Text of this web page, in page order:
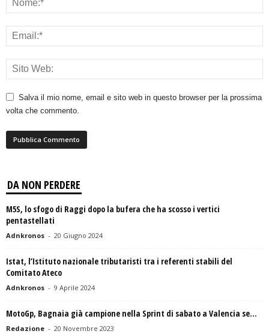
Salva il mio nome, email e sito web in questo browser per la prossima
volta che commento.
DA NON PERDERE
M5S, lo sfogo di Raggi dopo la bufera che ha scosso i vertici
pentastellati
Adnkronos - 20 Giugno 2024
Istat, l’Istituto nazionale tributaristi tra i referenti stabili del
Comitato Ateco
Adnkronos - 9 Aprile 2024
MotoGp, Bagnaia già campione nella Sprint di sabato a Valencia se…
Redazione - 20 Novembre 2023